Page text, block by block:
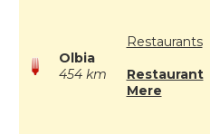
Olbia
454 km
Restaurants
Restaurant
Mere